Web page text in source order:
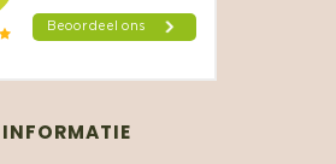
INFORMATIE